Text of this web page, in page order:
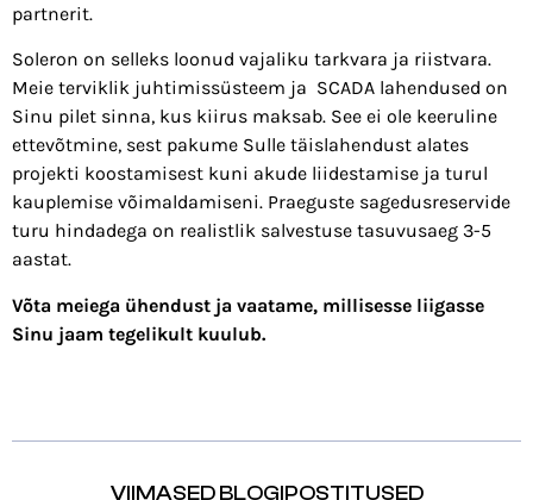
partnerit.
Soleron on selleks loonud vajaliku tarkvara ja riistvara.
Meie terviklik juhtimissüsteem ja SCADA lahendused on
Sinu pilet sinna, kus kiirus maksab. See ei ole keeruline
ettevõtmine, sest pakume Sulle täislahendust alates
projekti koostamisest kuni akude liidestamise ja turul
kauplemise võimaldamiseni. Praeguste sagedusreservide
turu hindadega on realistlik salvestuse tasuvusaeg 3-5
aastat.
Võta meiega ühendust ja vaatame, millisesse liigasse
Sinu jaam tegelikult kuulub.
VIIMASED BLOGIPOSTITUSED